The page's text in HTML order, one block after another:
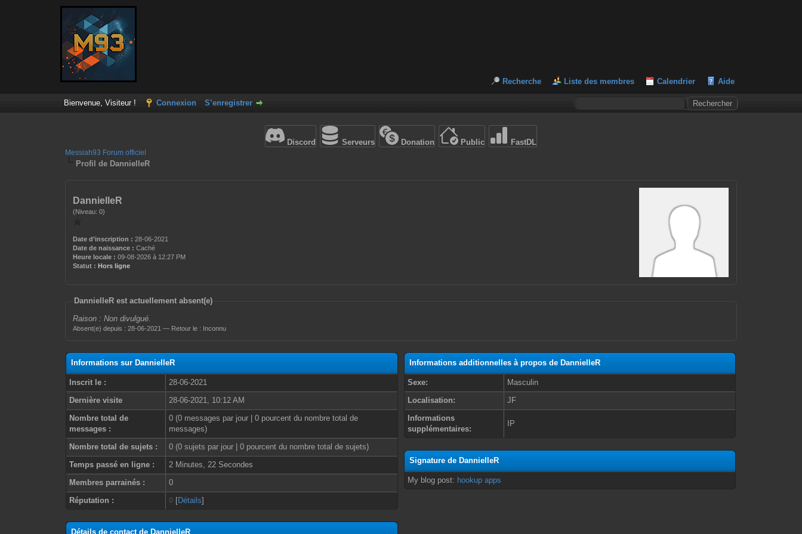
Recherche Liste des membres Calendrier Aide
Bienvenue, Visiteur ! Connexion S’enregistrer
Discord Serveurs Donation Public FastDL
Messiah93 Forum officiel
Profil de DannielleR
DannielleR
(Niveau: 0)
Date d’inscription : 28-06-2021
Date de naissance : Caché
Heure locale : 09-08-2026 à 12:27 PM
Statut : Hors ligne
DannielleR est actuellement absent(e)
Raison : Non divulgué.
Absent(e) depuis : 28-06-2021 — Retour le : Inconnu
Informations sur DannielleR
Inscrit le :
28-06-2021
Dernière visite
28-06-2021, 10:12 AM
Nombre total de
messages :
0 (0 messages par jour | 0 pourcent du nombre total de
messages)
Nombre total de sujets :
0 (0 sujets par jour | 0 pourcent du nombre total de sujets)
Temps passé en ligne :
2 Minutes, 22 Secondes
Membres parrainés :
0
Réputation :
0 [Détails]
Détails de contact de DannielleR
Informations additionnelles à propos de DannielleR
Sexe:
Masculin
Localisation:
JF
Informations
supplémentaires:
IP
Signature de DannielleR
My blog post: hookup apps